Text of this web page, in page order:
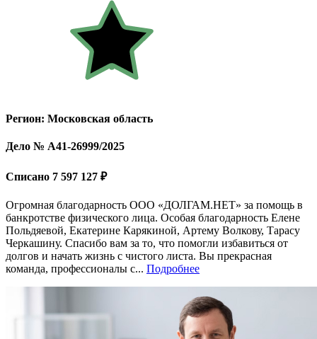
Регион: Московская область
Дело № А41-26999/2025
Списано 7 597 127 ₽
Огромная благодарность ООО «ДОЛГАМ.НЕТ» за помощь в
банкротстве физического лица. Особая благодарность Елене
Польдяевой, Екатерине Карякиной, Артему Волкову, Тарасу
Черкашину. Спасибо вам за то, что помогли избавиться от
долгов и начать жизнь с чистого листа. Вы прекрасная
команда, профессионалы с... Подробнее